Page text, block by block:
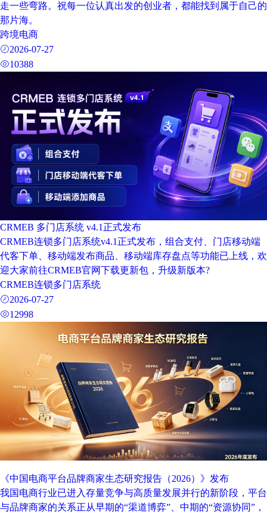
走一些弯路。祝每一位认真出发的创业者，都能找到属于自己的
那片海。
跨境电商
2026-07-27
10388
CRMEB 多门店系统 v4.1正式发布
CRMEB连锁多门店系统v4.1正式发布，组合支付、门店移动端
代客下单、移动端发布商品、移动端库存盘点等功能已上线，欢
迎大家前往CRMEB官网下载更新包，升级新版本?
CRMEB连锁多门店系统
2026-07-27
12998
《中国电商平台品牌商家生态研究报告（2026）》发布
我国电商行业已进入存量竞争与高质量发展并行的新阶段，平台
与品牌商家的关系正从早期的“渠道博弈”、中期的“资源协同”，